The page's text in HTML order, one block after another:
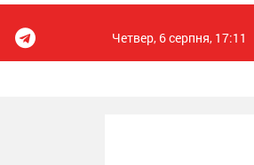
Четвер, 6 серпня, 17:11